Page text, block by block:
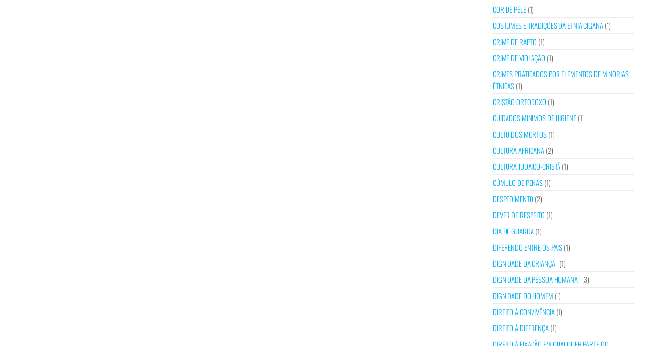
COR DE PELE(1)
COSTUMES E TRADIÇÕES DA ETNIA CIGANA(1)
CRIME DE RAPTO (1)
CRIME DE VIOLAÇÃO (1)
CRIMES PRATICADOS POR ELEMENTOS DE MINORIAS
ÉTNICAS(1)
CRISTÃO ORTODOXO (1)
CUIDADOS MÍNIMOS DE HIGIENE(1)
CULTO DOS MORTOS(1)
CULTURA AFRICANA(2)
CULTURA JUDAICO-CRISTÃ(1)
CÚMULO DE PENAS(1)
DESPEDIMENTO (2)
DEVER DE RESPEITO (1)
DIA DE GUARDA(1)
DIFERENDO ENTRE OS PAIS(1)
DIGNIDADE DA CRIANÇA (1)
DIGNIDADE DA PESSOA HUMANA (3)
DIGNIDADE DO HOMEM (1)
DIREITO À CONVIVÊNCIA(1)
DIREITO À DIFERENÇA(1)